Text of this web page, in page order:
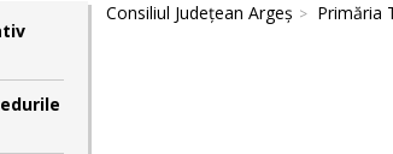
Consiliul Județean Argeș Primăria